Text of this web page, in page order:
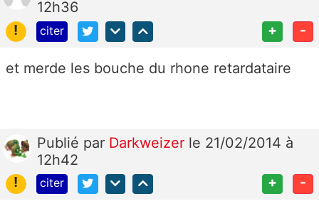
12h36
!
citer + -
et merde les bouche du rhone retardataire
Publié par Darkweizer le 21/02/2014 à
12h42
!
citer + -